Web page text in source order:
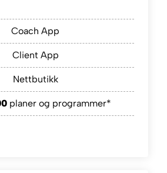
Coach App
Client App
Nettbutikk
planer og programmer*